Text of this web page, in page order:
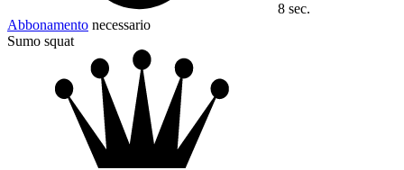
8 sec.
Abbonamento necessario
Sumo squat